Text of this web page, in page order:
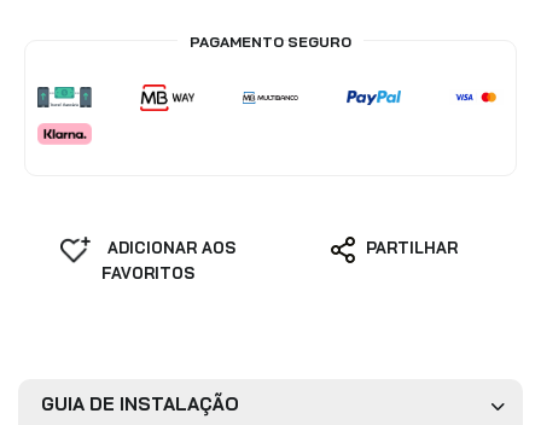
PAGAMENTO SEGURO
ADICIONAR AOS
FAVORITOS
PARTILHAR
GUIA DE INSTALAÇÃO